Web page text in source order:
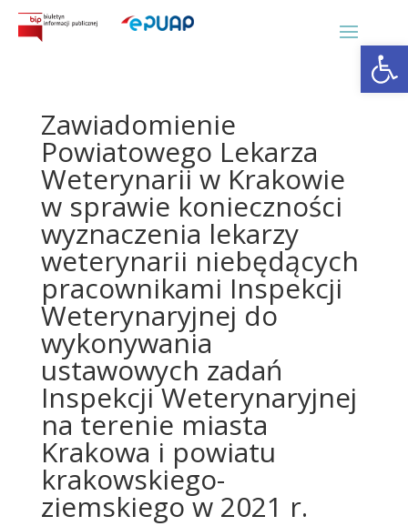
Zawiadomienie
Powiatowego Lekarza
Weterynarii w Krakowie
w sprawie konieczności
wyznaczenia lekarzy
weterynarii niebędących
pracownikami Inspekcji
Weterynaryjnej do
wykonywania
ustawowych zadań
Inspekcji Weterynaryjnej
na terenie miasta
Krakowa i powiatu
krakowskiego-
ziemskiego w 2021 r.